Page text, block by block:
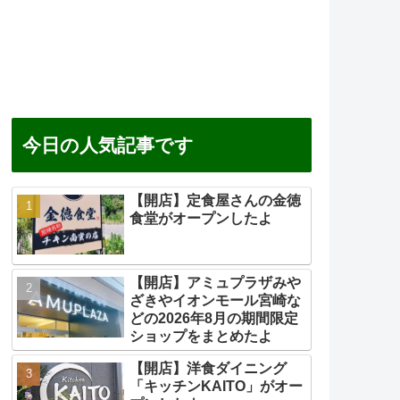
今日の人気記事です
【開店】定食屋さんの金徳
食堂がオープンしたよ
【開店】アミュプラザみや
ざきやイオンモール宮崎な
どの2026年8月の期間限定
ショップをまとめたよ
【開店】洋食ダイニング
「キッチンKAITO」がオー